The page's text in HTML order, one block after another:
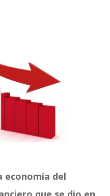
economía del